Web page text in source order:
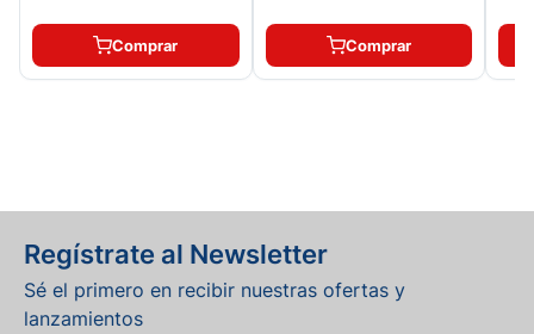
Comprar Comprar
Regístrate al Newsletter
Sé el primero en recibir nuestras ofertas y
lanzamientos